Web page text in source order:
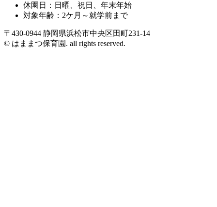
休園日：日曜、祝日、年末年始
対象年齢：2ケ月～就学前まで
〒430-0944 静岡県浜松市中央区田町231-14
© はままつ保育園. all rights reserved.